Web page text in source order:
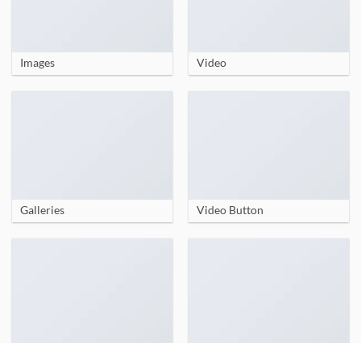
Images Video
Galleries Video Button